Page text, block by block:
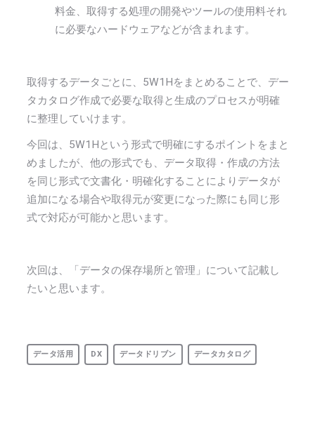
料金、取得する処理の開発やツールの使用料それ
に必要なハードウェアなどが含まれます。
取得するデータごとに、5W1Hをまとめることで、デー
タカタログ作成で必要な取得と生成のプロセスが明確
に整理していけます。
今回は、5W1Hという形式で明確にするポイントをまと
めましたが、他の形式でも、データ取得・作成の方法
を同じ形式で文書化・明確化することによりデータが
追加になる場合や取得元が変更になった際にも同じ形
式で対応が可能かと思います。
次回は、「データの保存場所と管理」について記載し
たいと思います。
データ活用 DX データドリブン データカタログ